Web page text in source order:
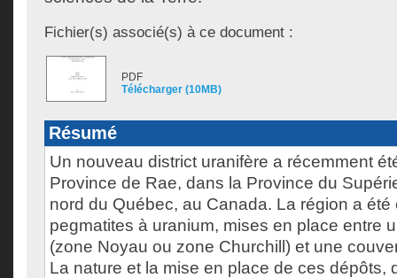
Fichier(s) associé(s) à ce document :
PDF
Télécharger (10MB)
Résumé
Un nouveau district uranifère a récemment
Province de Rae, dans la Province du
nord du Québec, au Canada. La région a
pegmatites à uranium, mises en place entre
(zone Noyau ou zone Churchill) et une
La nature et la mise en place de ces dépôts,